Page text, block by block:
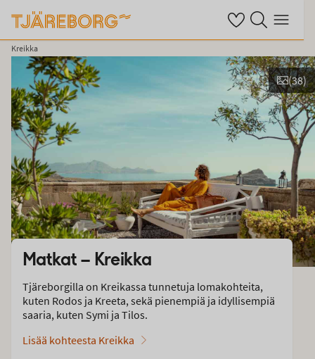
OmatHaku tjäreborg.fi
Valikko
Kreikka
Näytä kuvia
(38)
Matkat – Kreikka
Tjäreborgilla on Kreikassa tunnetuja lomakohteita,
kuten Rodos ja Kreeta, sekä pienempiä ja idyllisempiä
saaria, kuten Symi ja Tilos.
Lisää kohteesta Kreikka